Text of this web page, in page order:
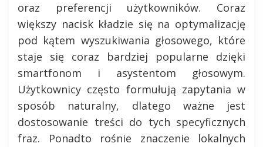
oraz preferencji użytkowników. Coraz
większy nacisk kładzie się na optymalizację
pod kątem wyszukiwania głosowego, które
staje się coraz bardziej popularne dzięki
smartfonom i asystentom głosowym.
Użytkownicy często formułują zapytania w
sposób naturalny, dlatego ważne jest
dostosowanie treści do tych specyficznych
fraz. Ponadto rośnie znaczenie lokalnych